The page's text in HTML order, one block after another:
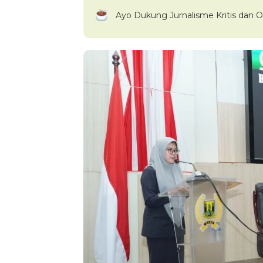
Ayo Dukung Jurnalisme Kritis dan